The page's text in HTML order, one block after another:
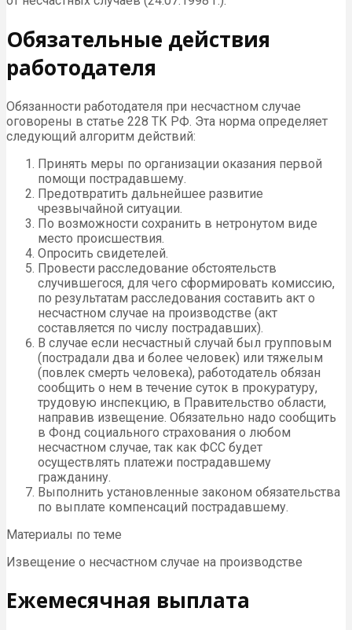
Обязательные действия
работодателя
Обязанности работодателя при несчастном случае
оговорены в статье 228 ТК РФ. Эта норма определяет
следующий алгоритм действий:
Принять меры по организации оказания первой
помощи пострадавшему.
Предотвратить дальнейшее развитие
чрезвычайной ситуации.
По возможности сохранить в нетронутом виде
место происшествия.
Опросить свидетелей.
Провести расследование обстоятельств
случившегося, для чего сформировать комиссию,
по результатам расследования составить акт о
несчастном случае на производстве (акт
составляется по числу пострадавших).
В случае если несчастный случай был групповым
(пострадали два и более человек) или тяжелым
(повлек смерть человека), работодатель обязан
сообщить о нем в течение суток в прокуратуру,
трудовую инспекцию, в Правительство области,
направив извещение. Обязательно надо сообщить
в Фонд социального страхования о любом
несчастном случае, так как ФСС будет
осуществлять платежи пострадавшему
гражданину.
Выполнить установленные законом обязательства
по выплате компенсаций пострадавшему.
Материалы по теме
Извещение о несчастном случае на производстве
Ежемесячная выплата